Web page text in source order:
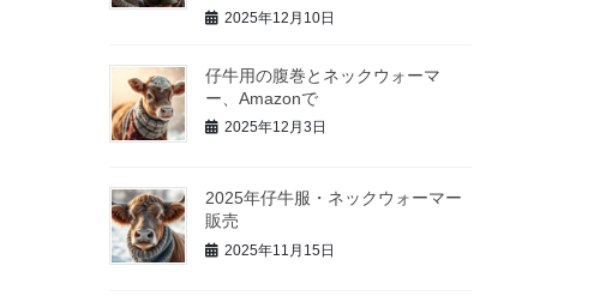
2025年12月10日
仔牛用の腹巻とネックウォーマ
ー、Amazonで
2025年12月3日
2025年仔牛服・ネックウォーマー
販売
2025年11月15日